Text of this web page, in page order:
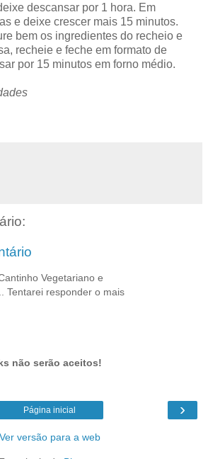
descansar por 1 hora. Em
e deixe crescer mais 15 minutos.
bem os ingredientes do recheio e
recheie e feche em formato de
por 15 minutos em forno médio.
Vegetariano e
Tentarei responder o mais
não serão aceitos!
›
Página inicial
Ver versão para a web